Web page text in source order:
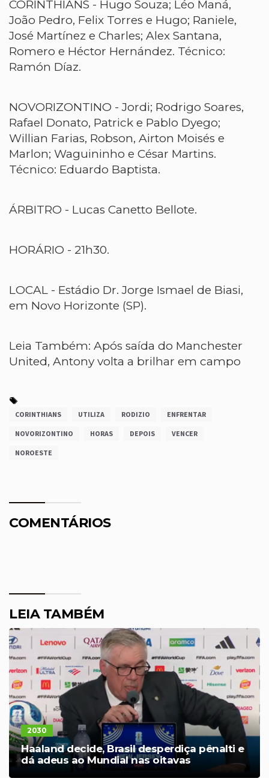
CORINTHIANS - Hugo Souza; Léo Maná,
João Pedro, Felix Torres e Hugo; Raniele,
José Martínez e Charles; Alex Santana,
Romero e Héctor Hernández. Técnico:
Ramón Díaz.
NOVORIZONTINO - Jordi; Rodrigo Soares,
Rafael Donato, Patrick e Pablo Dyego;
Willian Farias, Robson, Airton Moisés e
Marlon; Waguininho e César Martins.
Técnico: Eduardo Baptista.
ÁRBITRO - Lucas Canetto Bellote.
HORÁRIO - 21h30.
LOCAL - Estádio Dr. Jorge Ismael de Biasi,
em Novo Horizonte (SP).
Leia Também: Após saída do Manchester
United, Antony volta a brilhar em campo
CORINTHIANS UTILIZA RODIZIO ENFRENTAR
NOVORIZONTINO HORAS DEPOIS VENCER
NOROESTE
COMENTÁRIOS
LEIA TAMBÉM
2030
Haaland decide, Brasil desperdiça pênalti e
dá adeus ao Mundial nas oitavas